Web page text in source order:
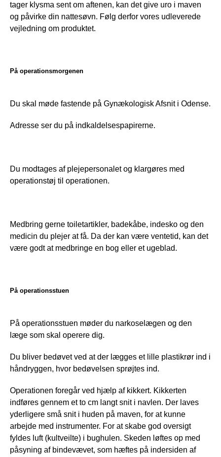
tager klysma sent om aftenen, kan det give uro i maven
og påvirke din nattesøvn. Følg derfor vores udleverede
vejledning om produktet.
På operationsmorgenen
Adresse ser du på indkaldelsespapirerne.
Du modtages af plejepersonalet og klargøres med
operationstøj til operationen.
Medbring gerne toiletartikler, badekåbe, indesko og den
medicin du plejer at få. Da der kan være ventetid, kan det
være godt at medbringe en bog eller et ugeblad.
På operationsstuen
På operationsstuen møder du narkoselægen og den
læge som skal operere dig.
Du bliver bedøvet ved at der lægges et lille plastikrør ind i
håndryggen, hvor bedøvelsen sprøjtes ind.
Operationen foregår ved hjælp af kikkert. Kikkerten
indføres gennem et to cm langt snit i navlen. Der laves
yderligere små snit i huden på maven, for at kunne
arbejde med instrumenter. For at skabe god oversigt
fyldes luft (kultveilte) i bughulen. Skeden løftes op med
påsyning af bindevævet, som hæftes på indersiden af